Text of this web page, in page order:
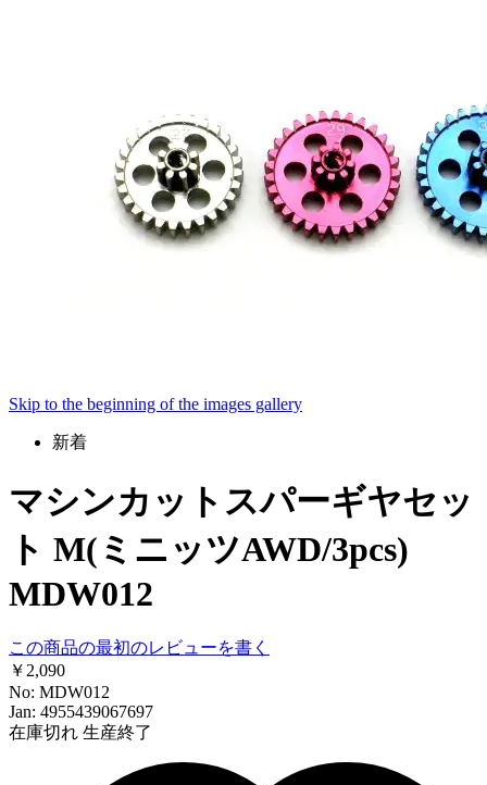
Skip to the beginning of the images gallery
新着
マシンカットスパーギヤセッ
ト M(ミニッツAWD/3pcs)
MDW012
この商品の最初のレビューを書く
￥2,090
No: MDW012
Jan: 4955439067697
在庫切れ 生産終了